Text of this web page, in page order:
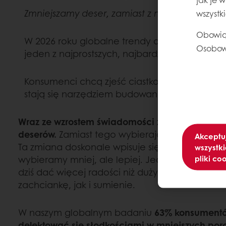
​​Zmniejszamy deser, zamiast z niego
W 2026 roku globalne trendy deserowe
jeden z najprostszych, najbardziej kojących
Konsumenci chcą zjeść ciastko i… faktycznie
stają się narzędziem budowania dobrych
Wraz ze wzrostem świadomości zdrowotnej
deserów. Zamiast tego wybierają mniejsze
Ta zmiana doskonale wpisuje się w szerszy
wybieramy mniej, ale lepiej. Jedno, pięknie
dziś dać więcej radości niż duży kawałek — bo
zachciankę, jak i sumienie.
W naszym globalnym badaniu 63%
pliki